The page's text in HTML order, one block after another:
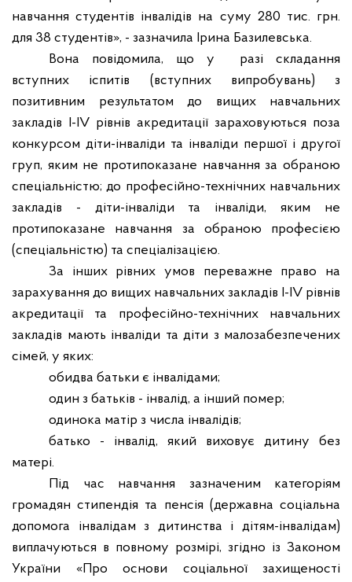
навчання студентів інвалідів на суму 280 тис. грн.
для 38 студентів», - зазначила Ірина Базилевська.
Вона повідомила, що у разі складання
вступних іспитів (вступних випробувань) з
позитивним результатом до вищих навчальних
закладів I-IV рівнів акредитації зараховуються поза
конкурсом діти-інваліди та інваліди першої і другої
груп, яким не протипоказане навчання за обраною
спеціальністю; до професійно-технічних навчальних
закладів - діти-інваліди та інваліди, яким не
протипоказане навчання за обраною професією
(спеціальністю) та спеціалізацією.
За інших рівних умов переважне право на
зарахування до вищих навчальних закладів I-IV рівнів
акредитації та професійно-технічних навчальних
закладів мають інваліди та діти з малозабезпечених
сімей, у яких:
обидва батьки є інвалідами;
один з батьків - інвалід, а інший помер;
одинока матір з числа інвалідів;
батько - інвалід, який виховує дитину без
матері.
Під час навчання зазначеним категоріям
громадян стипендія та пенсія (державна соціальна
допомога інвалідам з дитинства і дітям-інвалідам)
виплачуються в повному розмірі, згідно із Законом
України «Про основи соціальної захищеності